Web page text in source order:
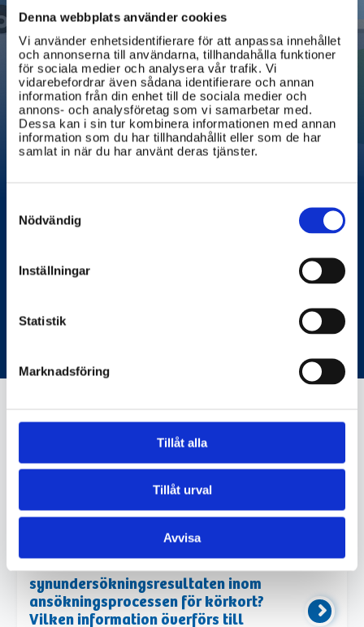
Denna webbplats använder cookies
Vi använder enhetsidentifierare för att anpassa innehållet
och annonserna till användarna, tillhandahålla funktioner
för sociala medier och analysera vår trafik. Vi
vidarebefordrar även sådana identifierare och annan
information från din enhet till de sociala medier och
annons- och analysföretag som vi samarbetar med.
Dessa kan i sin tur kombinera informationen med annan
information som du har tillhandahållit eller som de har
samlat in när du har använt deras tjänster.
Selection
Nödvändig
Inställningar
Statistik
Marknadsföring
Tillåt alla
Tillåt urval
Avvisa
Elsparkcykel och
transportstyrelsen.se
synundersökningsresultaten inom
ansökningsprocessen för körkort?
Vilken information överförs till